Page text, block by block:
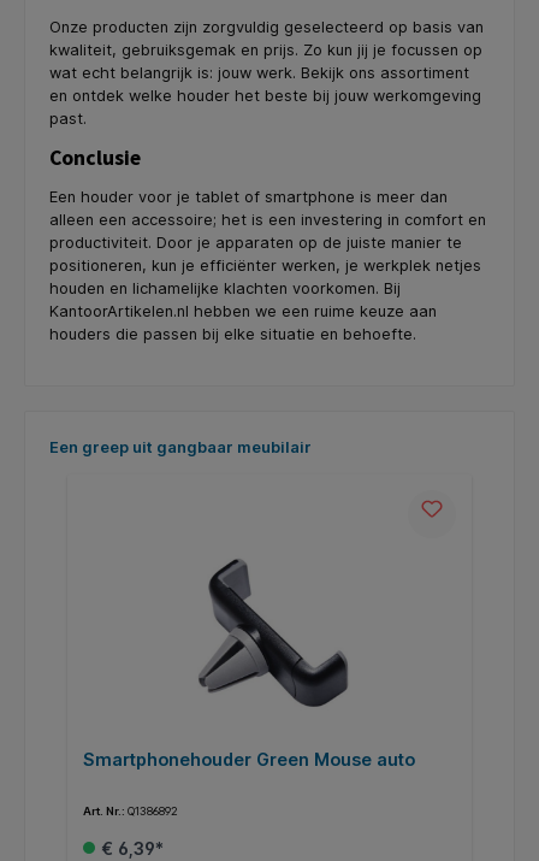
Onze producten zijn zorgvuldig geselecteerd op basis van
kwaliteit, gebruiksgemak en prijs. Zo kun jij je focussen op
wat echt belangrijk is: jouw werk. Bekijk ons assortiment
en ontdek welke houder het beste bij jouw werkomgeving
past.
Conclusie
Een houder voor je tablet of smartphone is meer dan
alleen een accessoire; het is een investering in comfort en
productiviteit. Door je apparaten op de juiste manier te
positioneren, kun je efficiënter werken, je werkplek netjes
houden en lichamelijke klachten voorkomen. Bij
KantoorArtikelen.nl hebben we een ruime keuze aan
houders die passen bij elke situatie en behoefte.
Productgalerij overslaan
Een greep uit gangbaar meubilair
Smartphonehouder Green Mouse auto
Art. Nr.: Q1386892
€ 6,39*